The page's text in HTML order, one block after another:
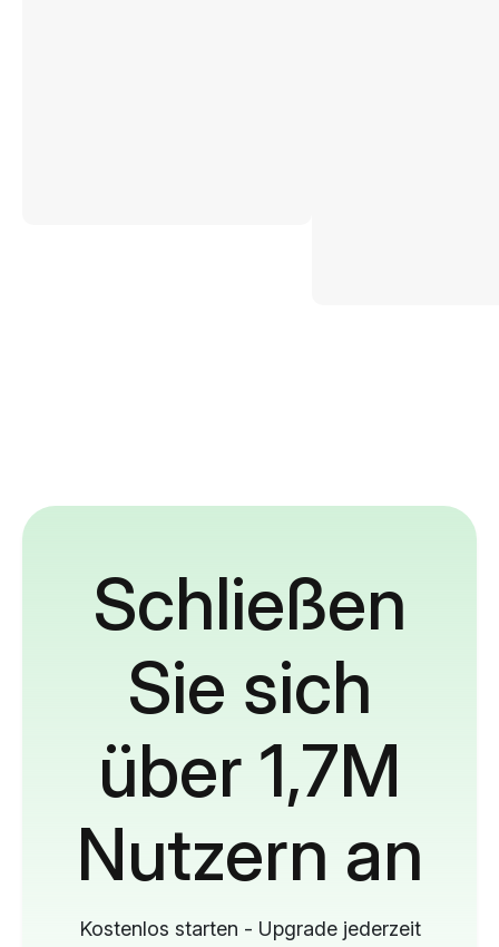
Schließen
Sie sich
über 1,7M
Nutzern an
Kostenlos starten - Upgrade jederzeit